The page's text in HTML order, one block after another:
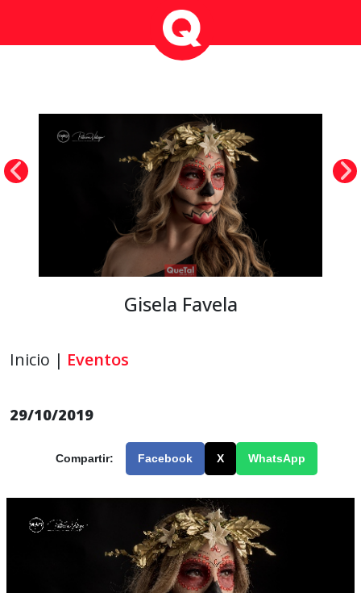
Gisela Favela
Inicio | Eventos
29/10/2019
Compartir: Facebook X WhatsApp